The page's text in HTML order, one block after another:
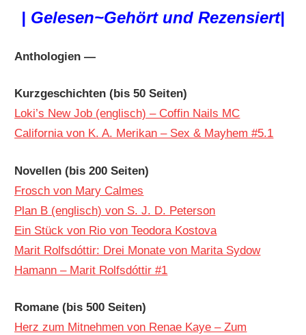
| Gelesen~Gehört und Rezensiert|
Anthologien —
Kurzgeschichten (bis 50 Seiten)
Loki’s New Job (englisch) – Coffin Nails MC
California von K. A. Merikan – Sex & Mayhem #5.1
Novellen (bis 200 Seiten)
Frosch von Mary Calmes
Plan B (englisch) von S. J. D. Peterson
Ein Stück von Rio von Teodora Kostova
Marit Rolfsdóttir: Drei Monate von Marita Sydow
Hamann – Marit Rolfsdóttir #1
Romane (bis 500 Seiten)
Herz zum Mitnehmen von Renae Kaye – Zum